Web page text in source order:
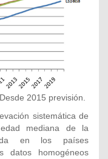
2015 previsión.
sistemática de
mediana de la
en los países
datos homogéneos